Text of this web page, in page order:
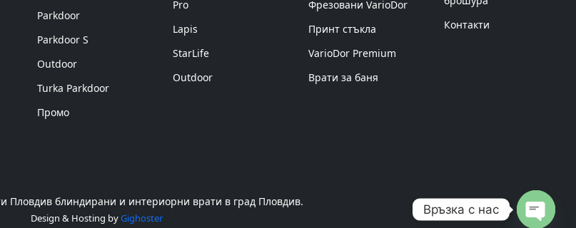
Parkdoor
Parkdoor S
Outdoor
Turka Parkdoor
Промо
Pro
Lapis
StarLife
Outdoor
Фрезовани VarioDor
Принт стъкла
VarioDor Premium
Врати за баня
Контакти
Пловдив блиндирани и интериорни врати в град Пловдив.
Design & Hosting byGighoster
Връзка с нас